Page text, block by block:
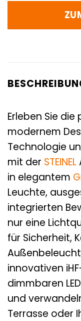
Erleben Sie
modernem
Technologie
mit der STEINEL
in elegantem
Leuchte,
integrierten
nur eine
für Sicherheit,
innovativen
dimmbaren
und
Terrasse oder